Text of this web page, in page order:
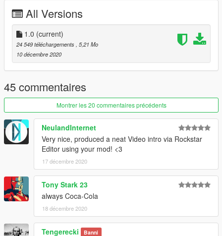
add this line
dlcpacks: \ cocacolatruck \ item>
Save and replace it.
Name for Spawn: phantomcola - trailerscola
---------------------------------------------------------
You are not authorized to change the model.
"ATTENZIONE"
Non sei autorizzato a modificare modello.
All Versions
1.0 (current)
24 549 téléchargements , 5,21 Mo
10 décembre 2020
45 commentaires
Montrer les 20 commentaires précédents
NeulandInternet
Very nice, produced a neat Video intro via Rockstar
Editor using your mod! <3
17 décembre 2020
Tony Stark 23
always Coca-Cola
18 décembre 2020
Tengerecki Banni